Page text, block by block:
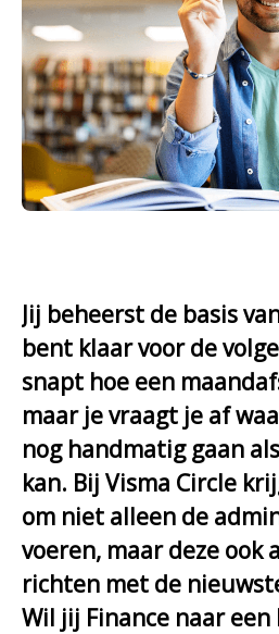
Jij beheerst de basis
bent klaar voor de
snapt hoe een
maar je vraagt je af
nog handmatig gaan
kan. Bij Visma Circle
om niet alleen de
voeren, maar deze ook
richten met de
Wil jij Finance naar